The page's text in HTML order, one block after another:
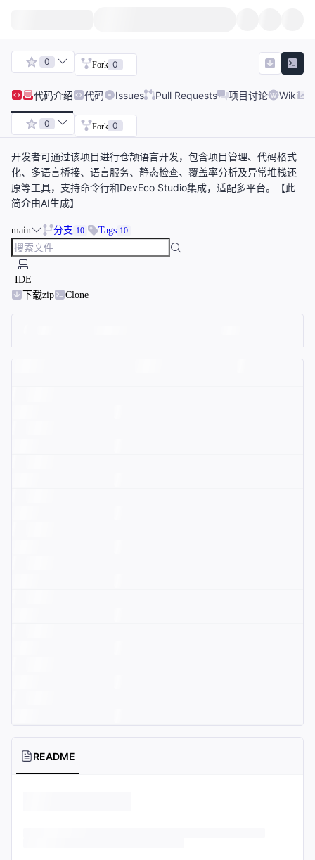
0 Fork 0
代码介绍 代码 Issues Pull Requests 项目讨论 Wiki
0 Fork 0
开发者可通过该项目进行仓颉语言开发，包含项目管理、代码格式
化、多语言桥接、语言服务、静态检查、覆盖率分析及异常堆栈还
原等工具，支持命令行和DevEco Studio集成，适配多平台。【此
简介由AI生成】
main 分支 10 Tags 10
IDE
下载zip
Clone
README